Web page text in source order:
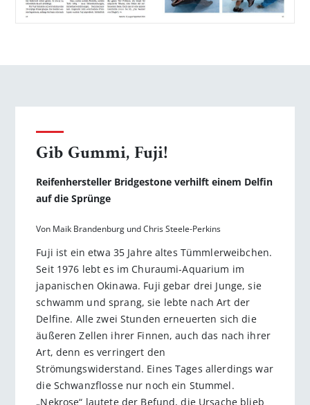
Gib Gummi, Fuji!
Reifenhersteller Bridgestone verhilft einem Delfin
auf die Sprünge
Von Maik Brandenburg und Chris Steele-Perkins
Fuji ist ein etwa 35 Jahre altes Tümmlerweibchen.
Seit 1976 lebt es im Churaumi-Aquarium im
japanischen Okinawa. Fuji gebar drei Junge, sie
schwamm und sprang, sie lebte nach Art der
Delfine. Alle zwei Stunden erneuerten sich die
äußeren Zellen ihrer Finnen, auch das nach ihrer
Art, denn es verringert den
Strömungswiderstand. Eines Tages allerdings war
die Schwanzflosse nur noch ein Stummel.
„Nekrose“ lautete der Befund, die Ursache blieb